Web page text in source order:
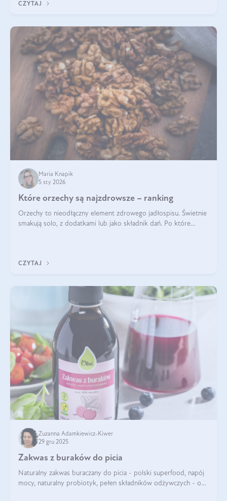
kryteria wyboru!
CZYTAJ
Maria Knapik
5 sty 2026
Które orzechy są najzdrowsze – ranking
Orzechy to nieodłączny element zdrowego jadłospisu. Świetnie
smakują solo, z dodatkami lub jako składnik dań. Po które
CZYTAJ
Zuzanna Adamkiewicz-Kiwer
29 gru 2025
Zakwas z buraków do picia
Naturalny zakwas buraczany do picia - polski superfood, napój
mocy, naturalny probiotyk, pełen składników odżywczych - o